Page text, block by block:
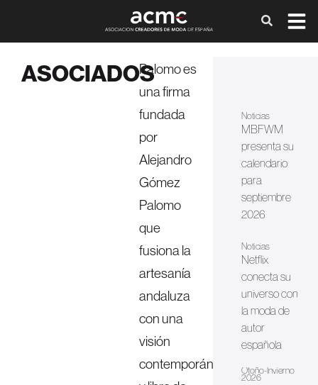
ASOCIADOSPalomo es
una firma
fundada
por
Alejandro
Gómez
Palomo
que
fusiona la
artesanía
andaluza
con una
visión
contemporánea
Noticias
MBFWM
presenta su
calendario
para
septiembre
2026
Noticias
Netflix
conecta su
universo con
la moda de
autor
española
Otoño-Invierno
2026